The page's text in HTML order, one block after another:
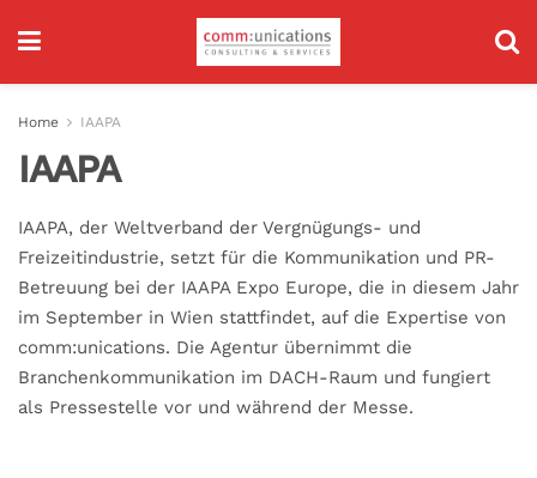
Home IAAPA
IAAPA
IAAPA, der Weltverband der Vergnügungs- und
Freizeitindustrie, setzt für die Kommunikation und PR-
Betreuung bei der IAAPA Expo Europe, die in diesem Jahr
im September in Wien stattfindet, auf die Expertise von
comm:unications. Die Agentur übernimmt die
Branchenkommunikation im DACH-Raum und fungiert
als Pressestelle vor und während der Messe.